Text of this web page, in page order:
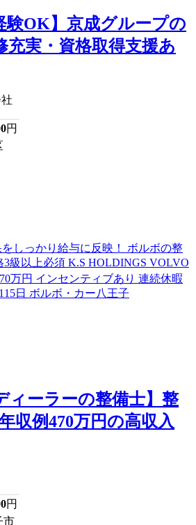
験OK】京成グループの
充実・資格取得支援あ
円
ィーラーの整備士】整
収例470万円の高収入
円
市